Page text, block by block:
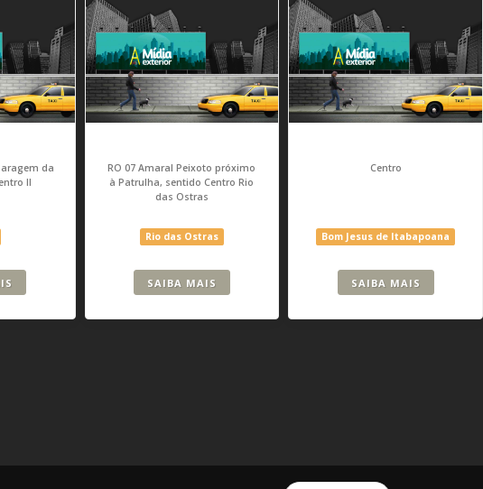
da
II
RO 07 Amaral Peixoto próximo
à Patrulha, sentido Centro Rio
das Ostras
Rio das Ostras
SAIBA MAIS
Centro
Bom Jesus de Itabapoana
SAIBA MAIS